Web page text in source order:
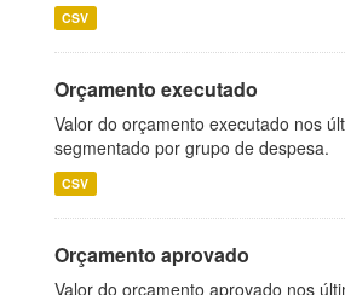
CSV
Orçamento executado
Valor do orçamento executado nos
segmentado por grupo de despesa.
CSV
Orçamento aprovado
Valor do orçamento aprovado nos